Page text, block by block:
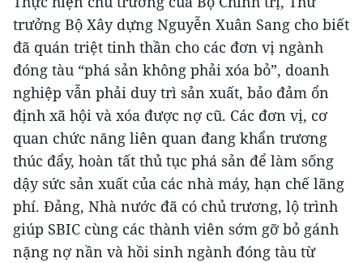
trưởng Bộ Xây dựng Nguyễn Xuân Sang cho biết
đã quán triệt tinh thần cho các đơn vị ngành
đóng tàu “phá sản không phải xóa bỏ”, doanh
nghiệp vẫn phải duy trì sản xuất, bảo đảm ổn
định xã hội và xóa được nợ cũ. Các đơn vị, cơ
quan chức năng liên quan đang khẩn trương
thúc đẩy, hoàn tất thủ tục phá sản để làm sống
dậy sức sản xuất của các nhà máy, hạn chế lãng
phí. Đảng, Nhà nước đã có chủ trương, lộ trình
giúp SBIC cùng các thành viên sớm gỡ bỏ gánh
nặng nợ nần và hồi sinh ngành đóng tàu từ